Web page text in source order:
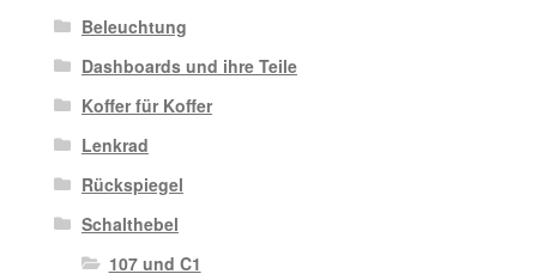
Beleuchtung
Dashboards und ihre Teile
Koffer für Koffer
Lenkrad
Rückspiegel
Schalthebel
107 und C1